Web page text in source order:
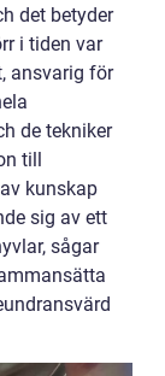
det betyder
i tiden var
ansvarig för
de tekniker
till
kunskap
sig av ett
sågar